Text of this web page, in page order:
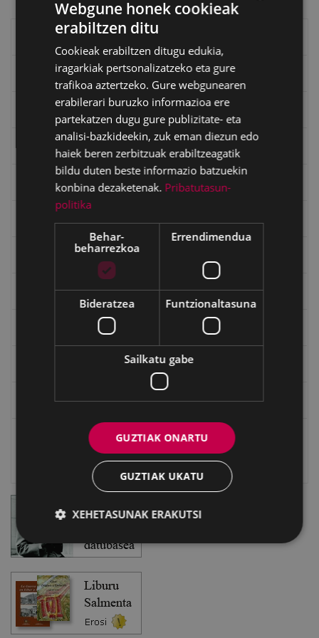
Eibarko liburuak
eta kitto
"Eibar" rebista sarean
Kultura egitaraua
"Gure Herria" aldizkaria
Txostenak eta dokumentuak
Eibarko Fonoteka
Eibarko Idazlanen Datu-basea
Webgune honek cookieak
erabiltzen ditu
Cookieak erabiltzen ditugu edukia,
iragarkiak pertsonalizatzeko eta gure
trafikoa aztertzeko. Gure webgunearen
erabilerari buruzko informazioa ere
partekatzen dugu gure publizitate- eta
analisi-bazkideekin, zuk eman diezun edo
haiek beren zerbitzuak erabiltzeagatik
bildu duten beste informazio batzuekin
konbina dezaketenak. Pribatutasun-
politika
Behar-
beharrezkoa
Errendimendua
Bideratzea Funtzionaltasuna
Sailkatu gabe
GUZTIAK ONARTU
GUZTIAK UKATU
XEHETASUNAK ERAKUTSI